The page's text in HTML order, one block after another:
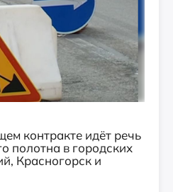
контракте идёт речь
полотна в городских
Красногорск и